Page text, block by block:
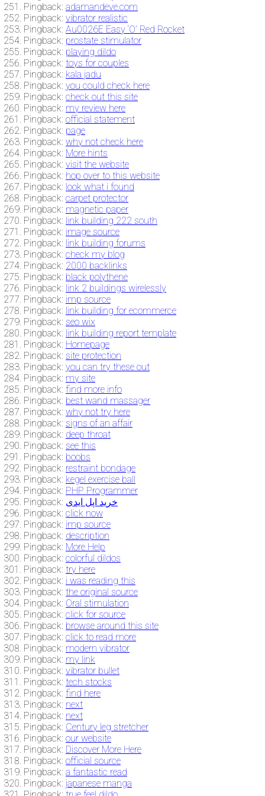
Pingback: adamandeve.com
Pingback: vibrator realistic
Pingback: Au0026E Easy ‘O’ Red Rocket
Pingback: prostate stimulator
Pingback: playing dildo
Pingback: toys for couples
Pingback: kala jadu
Pingback: you could check here
Pingback: check out this site
Pingback: my review here
Pingback: official statement
Pingback: page
Pingback: why not check here
Pingback: More hints
Pingback: visit the website
Pingback: hop over to this website
Pingback: look what i found
Pingback: carpet protector
Pingback: magnetic paper
Pingback: link building 222 south
Pingback: image source
Pingback: link building forums
Pingback: check my blog
Pingback: 2000 backlinks
Pingback: black polythene
Pingback: link 2 buildings wirelessly
Pingback: imp source
Pingback: link building for ecommerce
Pingback: seo wix
Pingback: link building report template
Pingback: Homepage
Pingback: site protection
Pingback: you can try these out
Pingback: my site
Pingback: find more info
Pingback: best wand massager
Pingback: why not try here
Pingback: signs of an affair
Pingback: deep throat
Pingback: see this
Pingback: boobs
Pingback: restraint bondage
Pingback: kegel exercise ball
Pingback: PHP Programmer
Pingback: خرید اپل ایدی
Pingback: click now
Pingback: imp source
Pingback: description
Pingback: More Help
Pingback: colorful dildos
Pingback: try here
Pingback: i was reading this
Pingback: the original source
Pingback: Oral stimulation
Pingback: click for source
Pingback: browse around this site
Pingback: click to read more
Pingback: modern vibrator
Pingback: my link
Pingback: vibrator bullet
Pingback: tech stocks
Pingback: find here
Pingback: next
Pingback: next
Pingback: Century leg stretcher
Pingback: our website
Pingback: Discover More Here
Pingback: official source
Pingback: a fantastic read
Pingback: japanese manga